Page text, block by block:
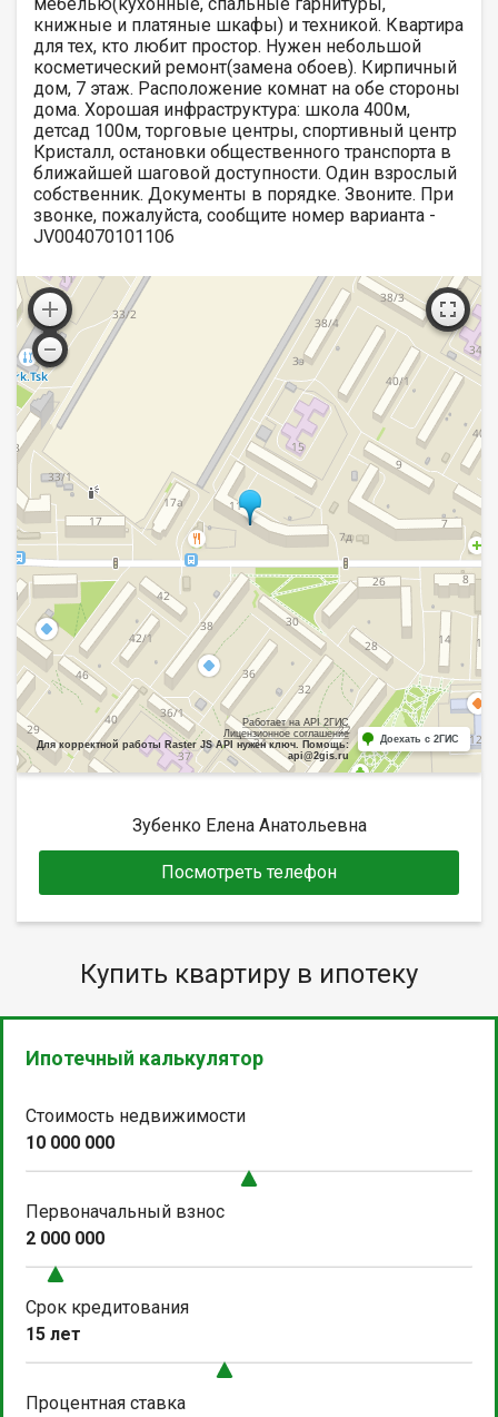
книжные и платяные шкафы) и техникой. Квартира
для тех, кто любит простор. Нужен небольшой
косметический ремонт(замена обоев). Кирпичный
дом, 7 этаж. Расположение комнат на обе стороны
дома. Хорошая инфраструктура: школа 400м,
детсад 100м, торговые центры, спортивный центр
Кристалл, остановки общественного транспорта в
ближайшей шаговой доступности. Один взрослый
собственник. Документы в порядке. Звоните. При
звонке, пожалуйста, сообщите номер варианта -
JV004070101106
Работает на API 2ГИС
Лицензионное соглашение
Для корректной работы Raster JS API нужен ключ. Помощь:
api@2gis.ru
Доехать с 2ГИС
Зубенко Елена Анатольевна
Посмотреть телефон
Купить квартиру в ипотеку
Ипотечный калькулятор
Стоимость недвижимости
10 000 000
Первоначальный взнос
2 000 000
Срок кредитования
15 лет
Процентная ставка